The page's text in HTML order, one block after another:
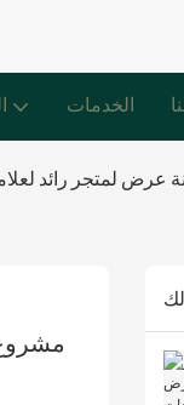
الخدمات
لمتجر رائد